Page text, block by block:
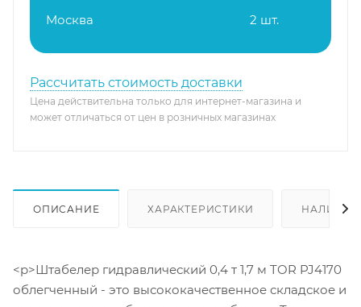
Москва
2 шт.
Рассчитать стоимость доставки
Цена действительна только для интернет-магазина и
может отличаться от цен в розничных магазинах
ОПИСАНИЕ ХАРАКТЕРИСТИКИ
<p>Штабелер гидравлический 0,4 т 1,7 м TOR PJ4170
облегченный - это высококачественное складское и